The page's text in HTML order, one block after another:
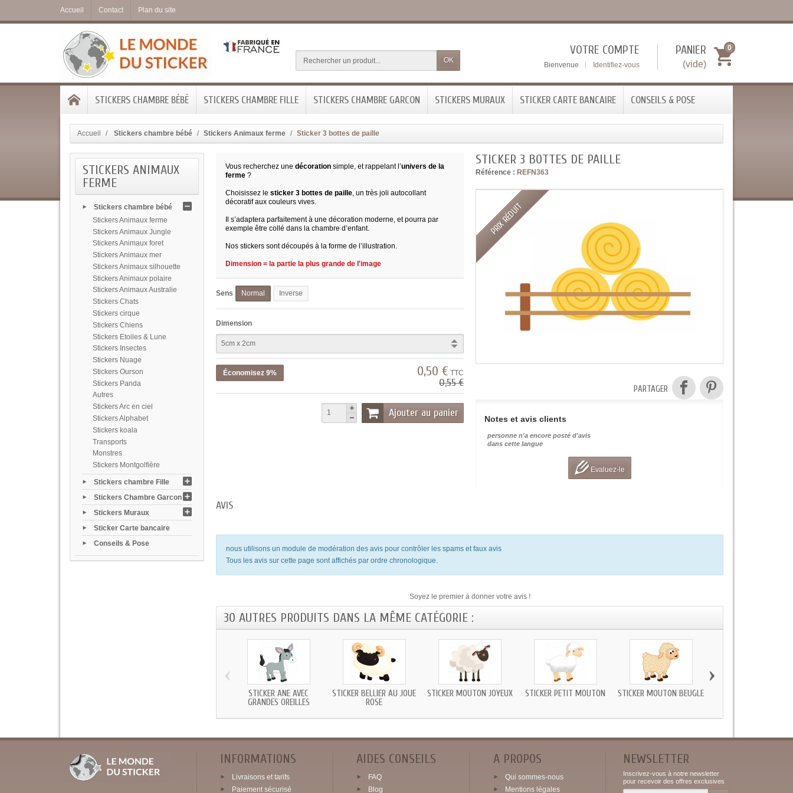
Accueil Contact Plan du site
OK
PANIER
(vide)
0
VOTRE COMPTE
Bienvenue Identifiez-vous
STICKERS CHAMBRE BÉBÉ STICKERS CHAMBRE FILLE STICKERS CHAMBRE GARCON STICKERS MURAUX STICKER CARTE BANCAIRE CONSEILS & POSE
Accueil Stickers chambre bébé Stickers Animaux ferme Sticker 3 bottes de paille
STICKERS ANIMAUX
FERME
Stickers chambre bébé
Stickers Animaux ferme
Stickers Animaux Jungle
Stickers Animaux foret
Stickers Animaux mer
Stickers Animaux silhouette
Stickers Animaux polaire
Stickers Animaux Australie
Stickers Chats
Stickers cirque
Stickers Chiens
Stickers Etoiles & Lune
Stickers Insectes
Stickers Nuage
Stickers Ourson
Stickers Panda
Autres
Stickers Arc en ciel
Stickers Alphabet
Stickers koala
Transports
Monstres
Stickers Montgolfière
Stickers chambre Fille
Stickers Chambre Garcon
Stickers Muraux
Sticker Carte bancaire
Conseils & Pose
STICKER 3 BOTTES DE PAILLE
Référence : REFN363
PRIX RÉDUIT
PARTAGER
Notes et avis clients
personne n'a encore posté d'avis
dans cette langue
Evaluez-le
Vous recherchez unedécoration simple, et rappelant l’univers de la
ferme ?
Choisissez lesticker 3 bottes de paille, un très joli autocollant
décoratif aux couleurs vives.
Il s’adaptera parfaitement à une décoration moderne, et pourra par
exemple être collé dans la chambre d’enfant.
Nos stickers sont découpés à la forme de l’illustration.
Dimension = la partie la plus grande de l'image
Sens Normal Inverse
Dimension
Économisez 9% 0,50 € TTC
0,55 €
Ajouter au panier
AVIS
nous utilisons un module de modération des avis pour contrôler les spams et faux avis
Tous les avis sur cette page sont affichés par ordre chronologique.
Soyez le premier à donner votre avis !
30 AUTRES PRODUITS DANS LA MÊME CATÉGORIE :
STICKER ANE AVEC
GRANDES OREILLES
STICKER BELLIER AU JOUE
ROSE
STICKER MOUTON JOYEUX STICKER PETIT MOUTON STICKER MOUTON BEUGLE
‹ ›
INFORMATIONS
Livraisons et tarifs
Paiement sécurisé
AIDES CONSEILS
FAQ
Blog
A PROPOS
Qui sommes-nous
Mentions légales
NEWSLETTER
Inscrivez-vous à notre newsletter
pour recevoir des offres exclusives